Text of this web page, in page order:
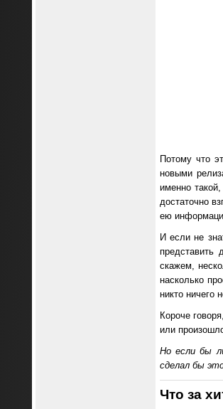
Потому что
новыми
именно
достаточно
ею
И если не
представить
скажем,
насколько
никто ничего
Короче
или
Но если бы
сделал бы
Что за